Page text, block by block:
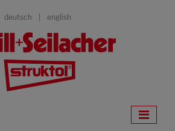
deutsch english